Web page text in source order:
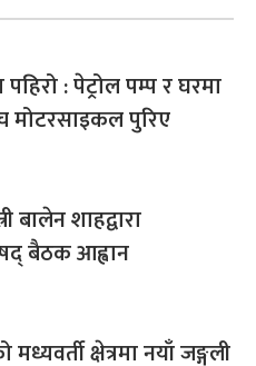
: पेट्रोल पम्प र घरमा
मोटरसाइकल पुरिए
बालेन शाहद्वारा
बैठक आह्वान
मध्यवर्ती क्षेत्रमा नयाँ जङ्गली